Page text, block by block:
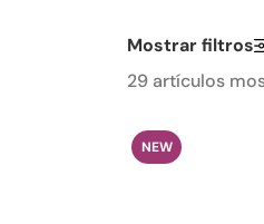
Mostrar filtros
29 artículos
NEW